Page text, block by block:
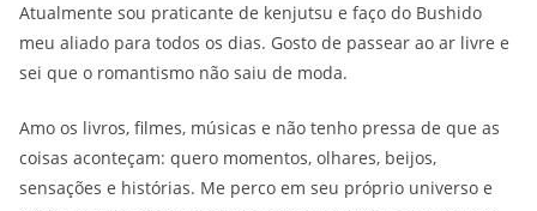
Atualmente sou praticante de kenjutsu e faço do Bushido
meu aliado para todos os dias. Gosto de passear ao ar livre e
sei que o romantismo não saiu de moda.
Amo os livros, filmes, músicas e não tenho pressa de que as
coisas aconteçam: quero momentos, olhares, beijos,
sensações e histórias. Me perco em seu próprio universo e